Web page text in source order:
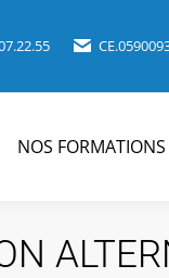
NOS FORMATIONS